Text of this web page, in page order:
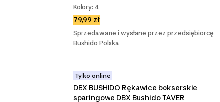
Kolory: 4
79,99 zł
Sprzedawane i wysłane przez przedsiębiorcę
Bushido Polska
Tylko online
DBX BUSHIDO Rękawice bokserskie
sparingowe DBX Bushido TAVER